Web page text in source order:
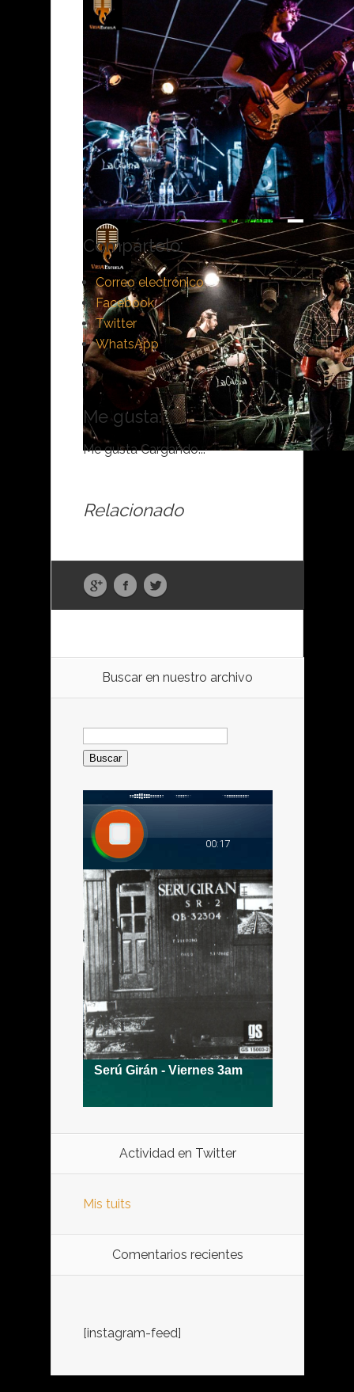
Compártelo:
Correo electrónico
Facebook
Twitter
WhatsApp
Me gusta:
Me gusta Cargando...
Relacionado
Buscar en nuestro archivo
Buscar:
Actividad en Twitter
Mis tuits
Comentarios recientes
[instagram-feed]